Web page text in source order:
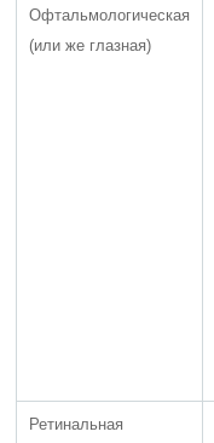
Офтальмологическая
(или же глазная)
Ретинальная